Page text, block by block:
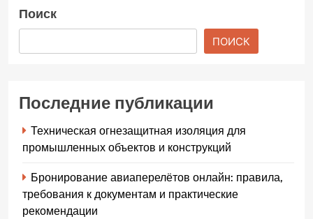
Поиск
ПОИСК
Последние публикации
Техническая огнезащитная изоляция для
промышленных объектов и конструкций
Бронирование авиаперелётов онлайн: правила,
требования к документам и практические
рекомендации